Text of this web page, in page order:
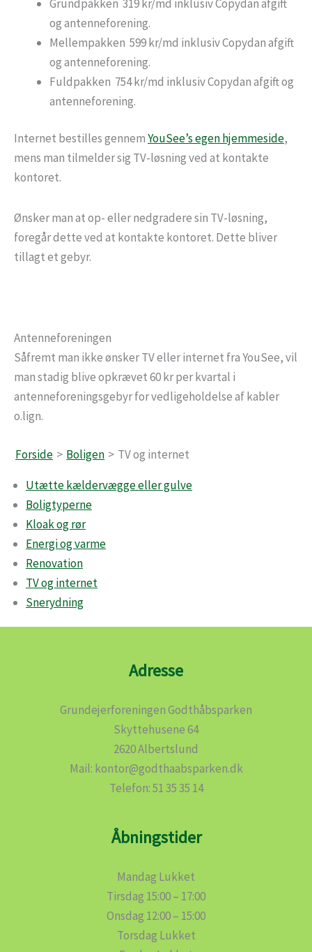
Grundpakken 319 kr/md inklusiv Copydan afgift
og antenneforening.
Mellempakken 599 kr/md inklusiv Copydan afgift
og antenneforening.
Fuldpakken 754 kr/md inklusiv Copydan afgift og
antenneforening.
Internet bestilles gennemYouSee’s egen hjemmeside,
mens man tilmelder sig TV-løsning ved at kontakte
kontoret.
Ønsker man at op- eller nedgradere sin TV-løsning,
foregår dette ved at kontakte kontoret. Dette bliver
tillagt et gebyr.
Antenneforeningen
Såfremt man ikke ønsker TV eller internet fra YouSee, vil
man stadig blive opkrævet 60 kr per kvartal i
antenneforeningsgebyr for vedligeholdelse af kabler
o.lign.
Forside Boligen
TV og internet
Utætte kældervægge eller gulve
Boligtyperne
Kloak og rør
Energi og varme
Renovation
TV og internet
Snerydning
Adresse
Grundejerforeningen Godthåbsparken
Skyttehusene 64
2620 Albertslund
Mail: kontor@godthaabsparken.dk
Telefon: 51 35 35 14
Åbningstider
Mandag Lukket
Tirsdag 15:00 – 17:00
Onsdag 12:00 – 15:00
Torsdag Lukket